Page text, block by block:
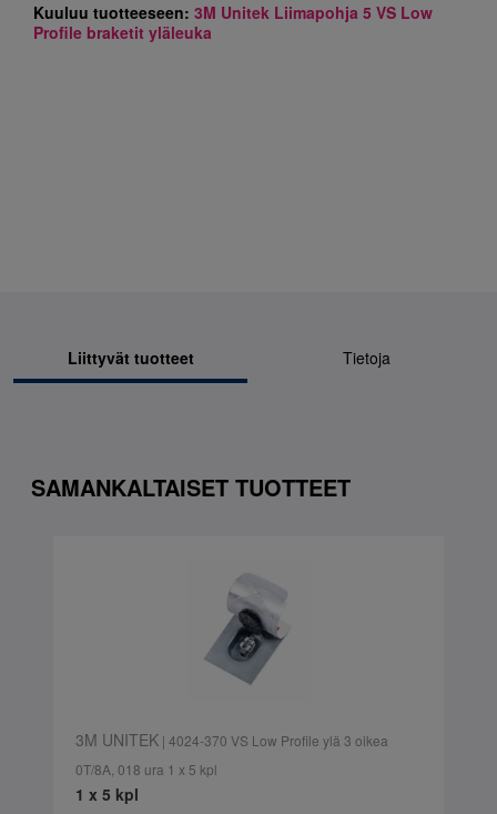
Kuuluu tuotteeseen: 3M Unitek Liimapohja 5 VS Low
Profile braketit yläleuka
Liittyvät tuotteet Tietoja
SAMANKALTAISET TUOTTEET
3M UNITEK| 4024-370 VS Low Profile ylä 3 oikea
0T/8A, 018 ura 1 x 5 kpl
1 x 5 kpl